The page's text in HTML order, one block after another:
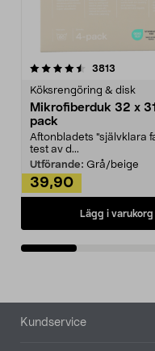
3813
Köksrengöring & disk
Mikrofiberduk 32 x
pack
Aftonbladets "självklara
test av d...
Utförande: Grå/beige
39,90
Lägg i varukorg
4.0av 5 stjärnor
Sidfot
Kundservice